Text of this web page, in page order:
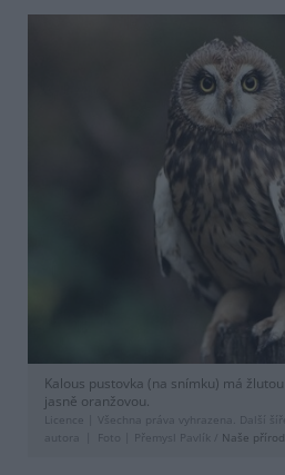
Kalous pustovka (na snímku) má
jasně oranžovou.
Licence |
Všechna práva vyhrazena. Další
autora
Foto | Přemysl Pavlík / Naše